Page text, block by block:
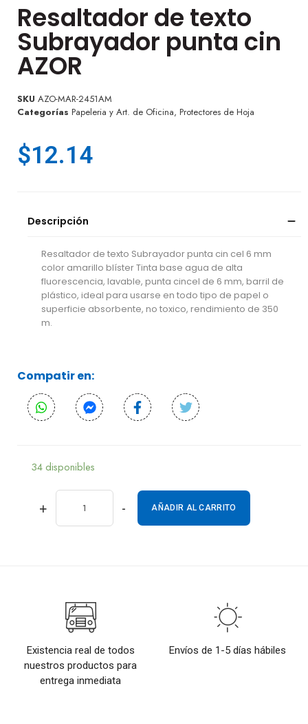
Resaltador de texto
Subrayador punta cin
AZOR
SKU AZO-MAR-2451AM
Categorías Papeleria y Art. de Oficina, Protectores de Hoja
$12.14
Descripción
Resaltador de texto Subrayador punta cin cel 6 mm
color amarillo blíster Tinta base agua de alta
fluorescencia, lavable, punta cincel de 6 mm, barril de
plástico, ideal para usarse en todo tipo de papel o
superficie absorbente, no toxico, rendimiento de 350
m.
Compatir en:
34 disponibles
+ - AÑADIR AL CARRITO
Existencia real de todos
nuestros productos para
entrega inmediata
Envíos de 1-5 días hábiles